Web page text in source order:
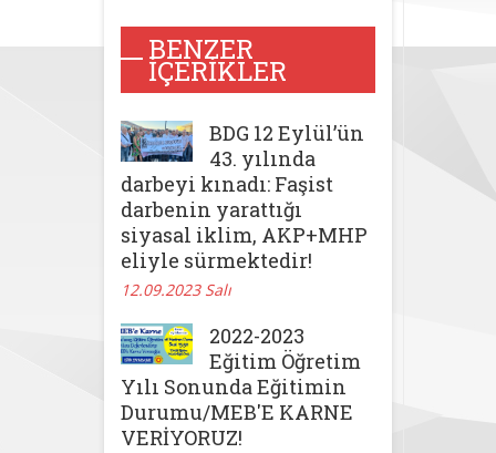
Nereye?”
BENZER
İÇERIKLER
BDG 12 Eylül’ün
43. yılında
darbeyi kınadı: Faşist
darbenin yarattığı
siyasal iklim, AKP+MHP
eliyle sürmektedir!
12.09.2023 Salı
2022-2023
Eğitim Öğretim
Yılı Sonunda Eğitimin
Durumu/MEB'E KARNE
VERİYORUZ!